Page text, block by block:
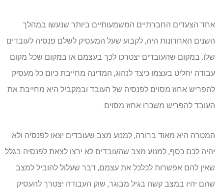
אחד הצעדים החברתיים המשמעותיים ביותר שנעשו במהלך
השנים האחרונות היה, לקבוע שעל המעסיק לשלם פנסיה לעובדים
שלו. במקום שהעובדים יצטרכו לכך בעצמם או במקום שכל מקום
עבודה יחליט בעצמו כיצד לנהוג, המדינה מחייבת כיום כל מעסיק
להפריש אחוז מסוים לפנסיה של העובד ובמקביל היא מחייבת את
העובד להפריש משכרו אחוז מסוים.
המטרה היא מאוד ברורה, למנוע מצב שעובדים יצאו לפנסיה ולא
יהיה לכם כסף, למנוע מצב שהעובדים לא ירצו לצאת לפנסיה בגלל
שאין להם אפשרות לכלכל את עצמם, דבר שעלול להוביל למצב
שהם יהיו במצב קשה בגיל מבוגר, שוק העבודה יצטרך להעסיק